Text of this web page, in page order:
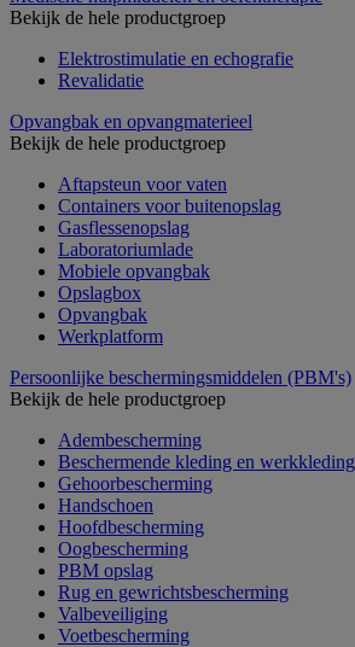
Bekijk de hele productgroep
Elektrostimulatie en echografie
Revalidatie
Opvangbak en opvangmaterieel
Bekijk de hele productgroep
Aftapsteun voor vaten
Containers voor buitenopslag
Gasflessenopslag
Laboratoriumlade
Mobiele opvangbak
Opslagbox
Opvangbak
Werkplatform
Persoonlijke beschermingsmiddelen (PBM's)
Bekijk de hele productgroep
Adembescherming
Beschermende kleding en werkkleding
Gehoorbescherming
Handschoen
Hoofdbescherming
Oogbescherming
PBM opslag
Rug en gewrichtsbescherming
Valbeveiliging
Voetbescherming